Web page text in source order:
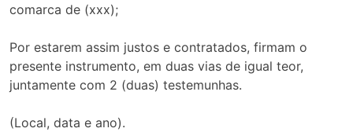
comarca de (xxx);
Por estarem assim justos e contratados, firmam o
presente instrumento, em duas vias de igual teor,
juntamente com 2 (duas) testemunhas.
(Local, data e ano).